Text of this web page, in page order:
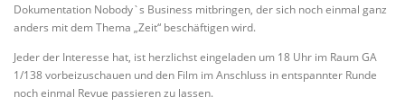
Dokumentation Nobody`s Business mitbringen, der sich noch einmal ganz
anders mit dem Thema „Zeit“ beschäftigen wird.
Jeder der Interesse hat, ist herzlichst eingeladen um 18 Uhr im Raum GA
1/138 vorbeizuschauen und den Film im Anschluss in entspannter Runde
noch einmal Revue passieren zu lassen.